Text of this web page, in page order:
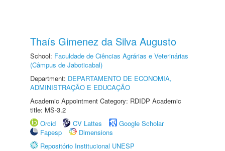
Thaís Gimenez da Silva Augusto
School: Faculdade de Ciências Agrárias e Veterinárias
(Câmpus de Jaboticabal)
Department: DEPARTAMENTO DE ECONOMIA,
ADMINISTRAÇÃO E EDUCAÇÃO
Academic Appointment Category: RDIDP Academic
title: MS-3.2
Orcid
CV Lattes
Google Scholar
Fapesp
Dimensions
Repositório Institucional UNESP